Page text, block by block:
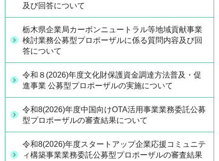
及び回答について
栃木県企業局カーボンニュートラル等地域貢献事業
検討業務公募型プロポーザルに係る質問内容及び回
答について
令和８(2026)年度文化財保護資金調達方法普及・促
進事業 公募型プロポーザルの実施について
令和8(2026)年度中国向けOTA活用事業業務委託公募
型プロポーザルの審査結果について
令和8(2026)年度スタートアップ企業応援コミュニテ
ィ構築事業業務委託公募型プロポーザルの審査結果